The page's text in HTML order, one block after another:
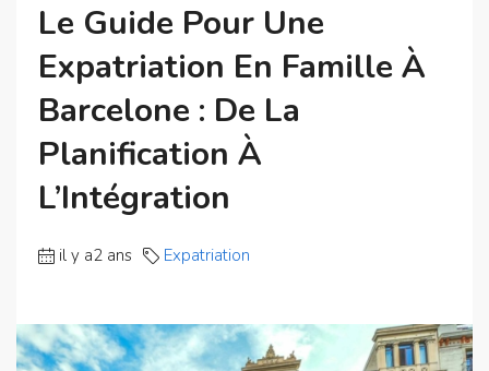
Le Guide Pour Une
Expatriation En Famille À
Barcelone : De La
Planification À
L’Intégration
il y a2 ans Expatriation